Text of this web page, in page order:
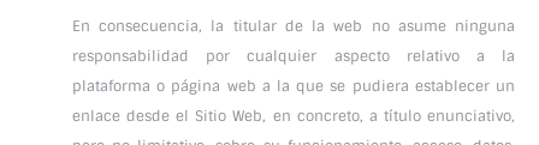
En consecuencia, la titular de la web no asume ninguna
responsabilidad por cualquier aspecto relativo a la
plataforma o página web a la que se pudiera establecer un
enlace desde el Sitio Web, en concreto, a título enunciativo,